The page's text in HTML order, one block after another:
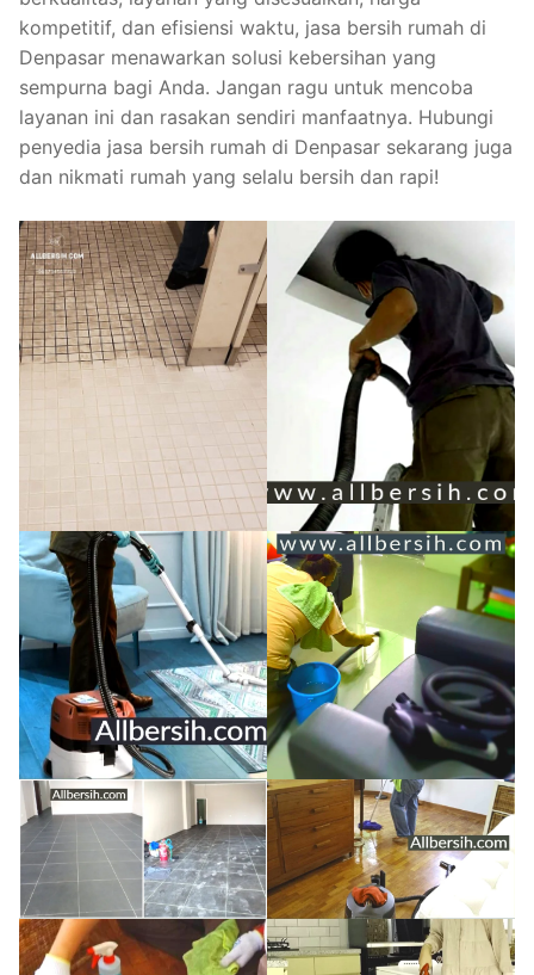
kompetitif, dan efisiensi waktu, jasa bersih rumah di
Denpasar menawarkan solusi kebersihan yang
sempurna bagi Anda. Jangan ragu untuk mencoba
layanan ini dan rasakan sendiri manfaatnya. Hubungi
penyedia jasa bersih rumah di Denpasar sekarang juga
dan nikmati rumah yang selalu bersih dan rapi!